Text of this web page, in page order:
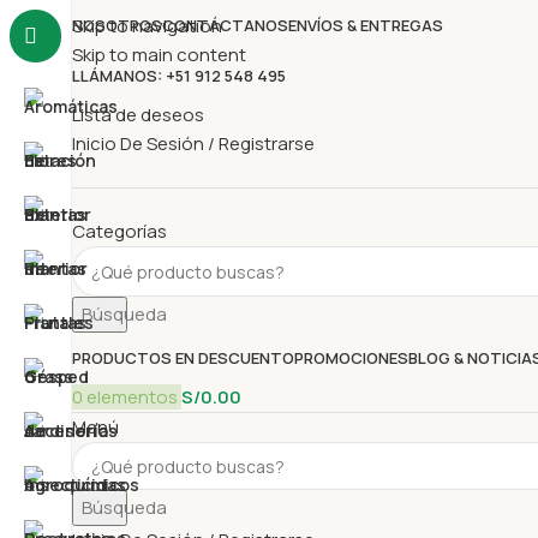
Skip to navigation
Skip to main content
NOSOTROSCONTÁCTANOSENVÍOS & ENTREGAS
LLÁMANOS: +51 912 548 495
Lista de deseos
Inicio De Sesión / Registrarse
Categorías
Búsqueda
PRODUCTOS EN DESCUENTOPROMOCIONESBLOG &
0 elementosS/0.00
Menú
Búsqueda